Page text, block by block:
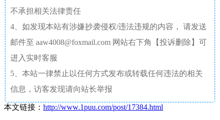
不承担相关法律责任
4、如发现本站有涉嫌抄袭侵权/违法违规的内容， 请发送
邮件至 aaw4008@foxmail.com 网站右下角【投诉删除】可
进入实时客服
5、本站一律禁止以任何方式发布或转载任何违法的相关
信息，访客发现请向站长举报
本文链接： http://www.1puu.com/post/17384.html